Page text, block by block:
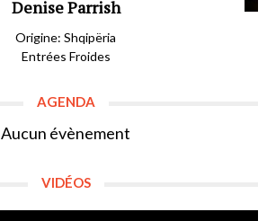
Denise Parrish
Origine: Shqipëria
Entrées Froides
AGENDA
Aucun évènement
VIDÉOS